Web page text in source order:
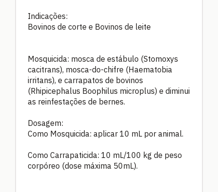
Indicações:
Bovinos de corte e Bovinos de leite
Mosquicida: mosca de estábulo (Stomoxys
cacitrans), mosca-do-chifre (Haematobia
irritans), e carrapatos de bovinos
(Rhipicephalus Boophilus microplus) e diminui
as reinfestações de bernes.
Dosagem:
Como Mosquicida: aplicar 10 mL por animal.
Como Carrapaticida: 10 mL/100 kg de peso
corpóreo (dose máxima 50mL).